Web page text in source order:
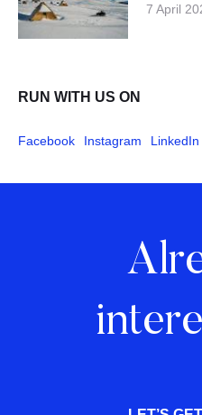
7 April
RUN WITH US ON
Facebook Instagram LinkedIn